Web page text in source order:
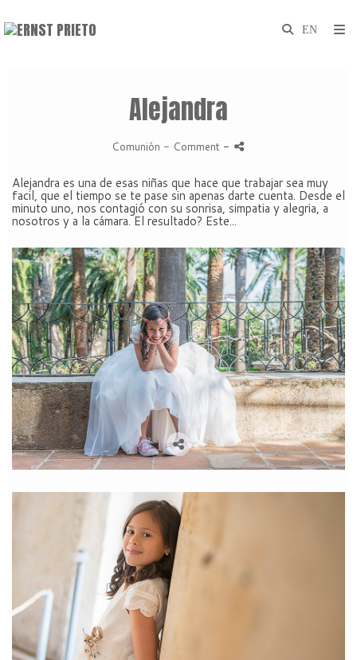
Alejandra
Comunión - Comment -
Alejandra es una de esas niñas que hace que trabajar sea muy
facil, que el tiempo se te pase sin apenas darte cuenta. Desde el
minuto uno, nos contagió con su sonrisa, simpatia y alegria, a
nosotros y a la cámara. El resultado? Este...